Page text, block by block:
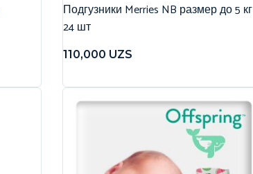
Подгузники Merries NB размер до 5 кг
24 шт
110,000 UZS